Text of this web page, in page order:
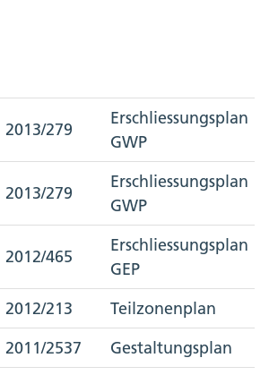
2013/279
Erschliessungsplan
GWP
2013/279
Erschliessungsplan
GWP
2012/465
Erschliessungsplan
GEP
2012/213
Teilzonenplan
2011/2537 Gestaltungsplan